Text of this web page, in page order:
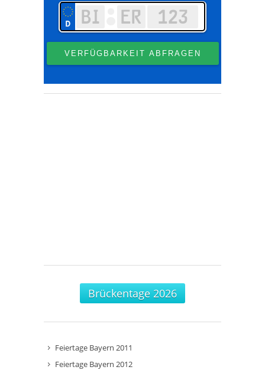
Brückentage 2026
Feiertage Bayern 2011
Feiertage Bayern 2012